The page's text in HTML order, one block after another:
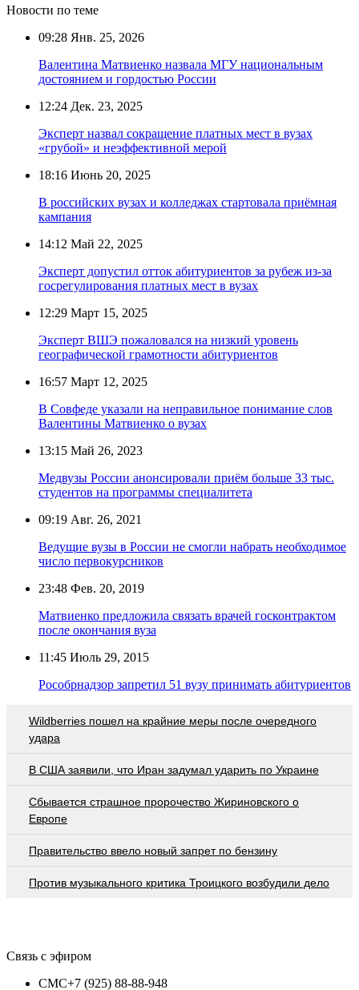
Новости по теме
09:28 Янв. 25, 2026
Валентина Матвиенко назвала МГУ национальным
достоянием и гордостью России
12:24 Дек. 23, 2025
Эксперт назвал сокращение платных мест в вузах
«грубой» и неэффективной мерой
18:16 Июнь 20, 2025
В российских вузах и колледжах стартовала приёмная
кампания
14:12 Май 22, 2025
Эксперт допустил отток абитуриентов за рубеж из-за
госрегулирования платных мест в вузах
12:29 Март 15, 2025
Эксперт ВШЭ пожаловался на низкий уровень
географической грамотности абитуриентов
16:57 Март 12, 2025
В Совфеде указали на неправильное понимание слов
Валентины Матвиенко о вузах
13:15 Май 26, 2023
Медвузы России анонсировали приём больше 33 тыс.
студентов на программы специалитета
09:19 Авг. 26, 2021
Ведущие вузы в России не смогли набрать необходимое
число первокурсников
23:48 Фев. 20, 2019
Матвиенко предложила связать врачей госконтрактом
после окончания вуза
11:45 Июль 29, 2015
Рособрнадзор запретил 51 вузу принимать абитуриентов
Wildberries пошел на крайние меры после очередного
удара
В США заявили, что Иран задумал ударить по Украине
Сбывается страшное пророчество Жириновского о
Европе
Правительство ввело новый запрет по бензину
Против музыкального критика Троицкого возбудили дело
Связь с эфиром
СМС+7 (925) 88-88-948